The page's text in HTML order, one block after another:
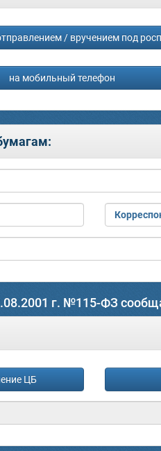
/ вручением под
на мобильный телефон
г. №115-ФЗ
ЦБ